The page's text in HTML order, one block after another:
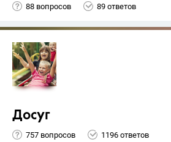
88 вопросов 89 ответов
Досуг
757 вопросов 1196 ответов